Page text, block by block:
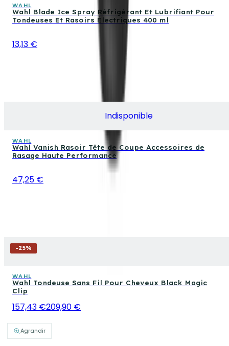
Agrandir
WAHL
Wahl Blade Ice Spray Réfrigérant Et Lubrifiant Pour
Tondeuses Et Rasoirs Électriques 400 ml
13,13 €
Indisponible
WAHL
Wahl Vanish Rasoir Tête de Coupe Accessoires de
Rasage Haute Performance
47,25 €
-25%
WAHL
Wahl Tondeuse Sans Fil Pour Cheveux Black Magic
Clip
157,43 €209,90 €